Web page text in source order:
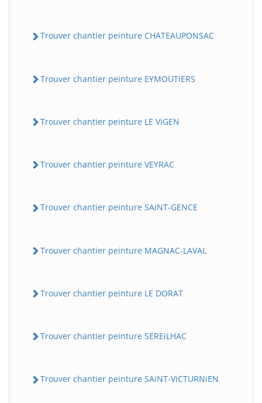
Trouver chantier peinture CHATEAUPONSAC
Trouver chantier peinture EYMOUTiERS
Trouver chantier peinture LE ViGEN
Trouver chantier peinture VEYRAC
Trouver chantier peinture SAiNT-GENCE
Trouver chantier peinture MAGNAC-LAVAL
Trouver chantier peinture LE DORAT
Trouver chantier peinture SEREiLHAC
Trouver chantier peinture SAiNT-ViCTURNiEN